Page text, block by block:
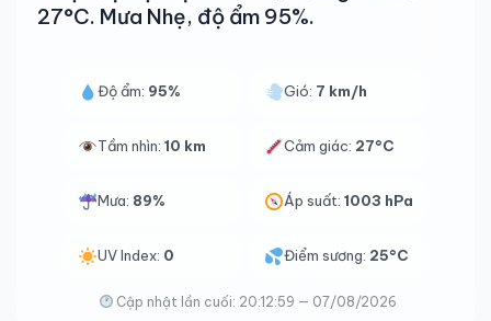
27°C. Mưa Nhẹ, độ ẩm 95%.
Độ ẩm: 95% Gió: 7 km/h
Tầm nhìn: 10 km Cảm giác: 27°C
Mưa: 89% Áp suất:1003 hPa
UV Index: 0 Điểm sương: 25°C
Cập nhật lần cuối: 20:12:59 — 07/08/2026